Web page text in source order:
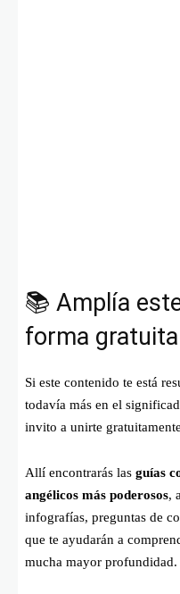
📚 Amplía
forma gratuita
Si este contenido te está
todavía más en el
invito a unirte
Allí encontrarás las guías
angélicos más poderosos,
infografías, preguntas de
que te ayudarán a
mucha mayor profundidad.